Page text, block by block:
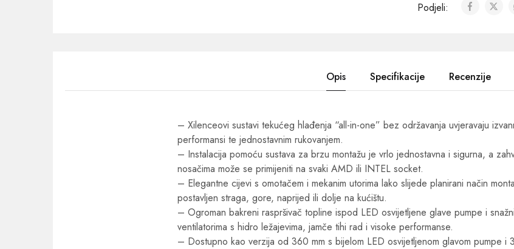
Podjeli:
Opis Specifikacije Recenzije
– Xilenceovi sustavi tekućeg hlađenja “all-in-one” bez održavanja uvjeravaju
performansi te jednostavnim rukovanjem.
– Instalacija pomoću sustava za brzu montažu je vrlo jednostavna i sigurna, a
nosačima može se primijeniti na svaki AMD ili INTEL socket.
– Elegantne cijevi s omotačem i mekanim utorima lako slijede planirani način
postavljen straga, gore, naprijed ili dolje na kućištu.
– Ogroman bakreni raspršivač topline ispod LED osvijetljene glave pumpe i
ventilatorima s hidro ležajevima, jamče tihi rad i visoke performanse.
– Dostupno kao verzija od 360 mm s bijelom LED osvijetljenom glavom pumpe i